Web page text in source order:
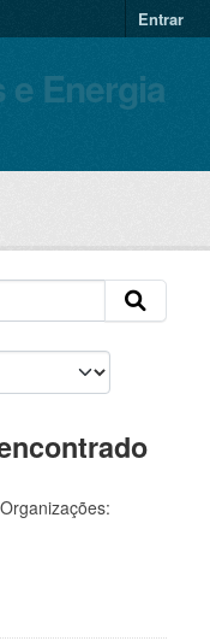
Entrar
e Energia
Organizações: